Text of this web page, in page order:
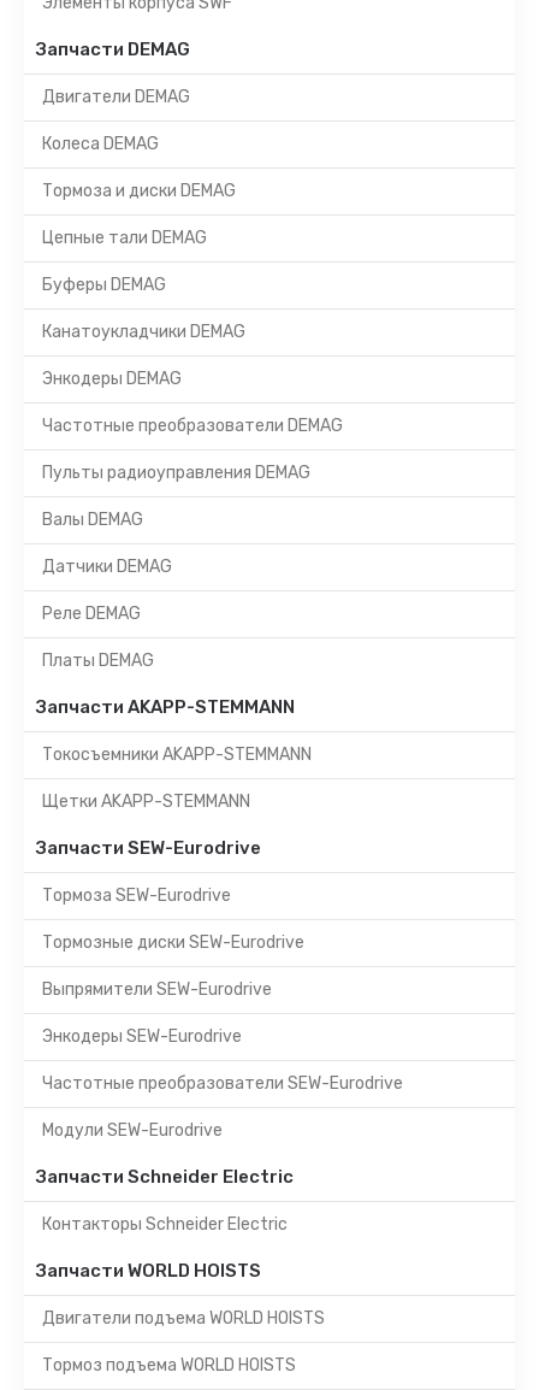
Запчасти DEMAG
Двигатели DEMAG
Колеса DEMAG
Тормоза и диски DEMAG
Цепные тали DEMAG
Буферы DEMAG
Канатоукладчики DEMAG
Энкодеры DEMAG
Частотные преобразователи DEMAG
Пульты радиоуправления DEMAG
Валы DEMAG
Датчики DEMAG
Реле DEMAG
Платы DEMAG
Запчасти AKAPP-STEMMANN
Токосъемники AKAPP-STEMMANN
Щетки AKAPP-STEMMANN
Запчасти SEW-Eurodrive
Тормоза SEW-Eurodrive
Тормозные диски SEW-Eurodrive
Выпрямители SEW-Eurodrive
Энкодеры SEW-Eurodrive
Частотные преобразователи SEW-Eurodrive
Модули SEW-Eurodrive
Запчасти Schneider Electric
Контакторы Schneider Electric
Запчасти WORLD HOISTS
Двигатели подъема WORLD HOISTS
Тормоз подъема WORLD HOISTS